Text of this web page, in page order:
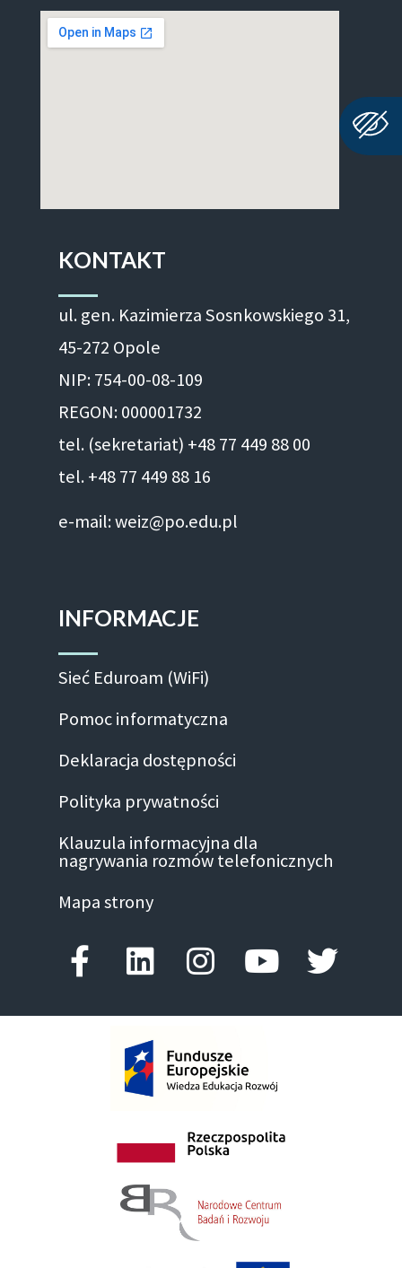
KONTAKT
ul. gen. Kazimierza Sosnkowskiego 31,
45-272 Opole
NIP: 754-00-08-109
REGON: 000001732
tel. (sekretariat) +48 77 449 88 00
tel. +48 77 449 88 16
e-mail: weiz@po.edu.pl
INFORMACJE
Sieć Eduroam (WiFi)
Pomoc informatyczna
Deklaracja dostępności
Polityka prywatności
Klauzula informacyjna dla
nagrywania rozmów telefonicznych
Mapa strony
Facebook-f
LinkedinInstagram
Youtube